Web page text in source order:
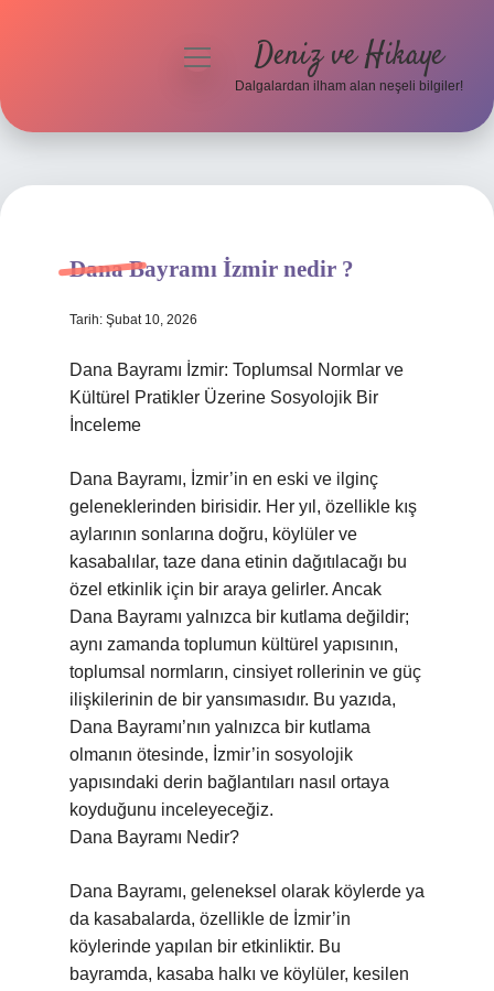
Hakkımızda
menüyü
Deniz ve Hikaye
Dalgalardan ilham alan neşeli bilgiler!
Dana Bayramı İzmir nedir ?
Tarih: Şubat 10, 2026
Dana Bayramı İzmir: Toplumsal Normlar ve
Kültürel Pratikler Üzerine Sosyolojik Bir
İnceleme
Dana Bayramı, İzmir’in en eski ve ilginç
geleneklerinden birisidir. Her yıl, özellikle kış
aylarının sonlarına doğru, köylüler ve
kasabalılar, taze dana etinin dağıtılacağı bu
özel etkinlik için bir araya gelirler. Ancak
Dana Bayramı yalnızca bir kutlama değildir;
aynı zamanda toplumun kültürel yapısının,
toplumsal normların, cinsiyet rollerinin ve güç
ilişkilerinin de bir yansımasıdır. Bu yazıda,
Dana Bayramı’nın yalnızca bir kutlama
olmanın ötesinde, İzmir’in sosyolojik
yapısındaki derin bağlantıları nasıl ortaya
koyduğunu inceleyeceğiz.
Dana Bayramı Nedir?
Dana Bayramı, geleneksel olarak köylerde ya
da kasabalarda, özellikle de İzmir’in
köylerinde yapılan bir etkinliktir. Bu
bayramda, kasaba halkı ve köylüler, kesilen